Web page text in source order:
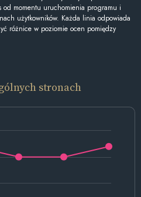
od momentu uruchomienia programu i
użytkowników. Każda linia odpowiada
różnice w poziomie ocen pomiędzy
stronach